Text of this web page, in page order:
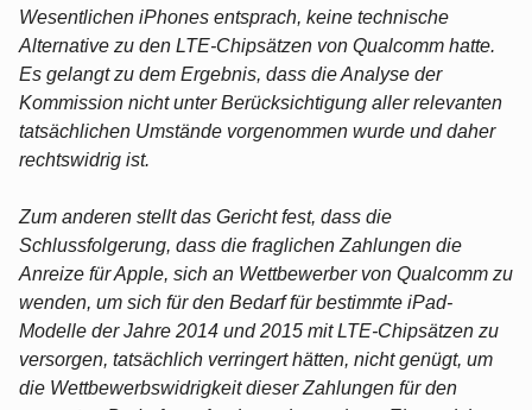
Wesentlichen iPhones entsprach, keine technische
Alternative zu den LTE-Chipsätzen von Qualcomm hatte.
Es gelangt zu dem Ergebnis, dass die Analyse der
Kommission nicht unter Berücksichtigung aller relevanten
tatsächlichen Umstände vorgenommen wurde und daher
rechtswidrig ist.
Zum anderen stellt das Gericht fest, dass die
Schlussfolgerung, dass die fraglichen Zahlungen die
Anreize für Apple, sich an Wettbewerber von Qualcomm zu
wenden, um sich für den Bedarf für bestimmte iPad-
Modelle der Jahre 2014 und 2015 mit LTE-Chipsätzen zu
versorgen, tatsächlich verringert hätten, nicht genügt, um
die Wettbewerbswidrigkeit dieser Zahlungen für den